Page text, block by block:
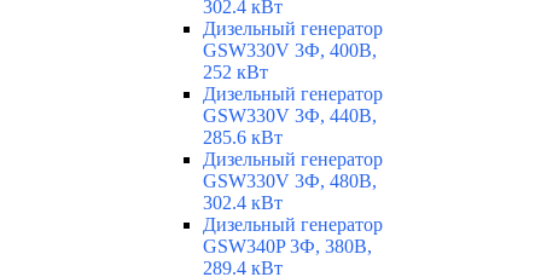
302.4 кВт
Дизельный генератор
GSW330V 3Ф, 400В,
252 кВт
Дизельный генератор
GSW330V 3Ф, 440В,
285.6 кВт
Дизельный генератор
GSW330V 3Ф, 480В,
302.4 кВт
Дизельный генератор
GSW340P 3Ф, 380В,
289.4 кВт